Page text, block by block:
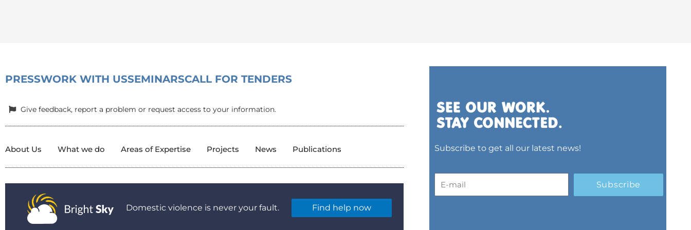
PRESSWORK WITH USSEMINARSCALL FOR TENDERS
Give feedback, report a problem or request access to your information.
About Us What we do Areas of Expertise Projects News Publications
Domestic violence is never your fault. Find help now
Subscribe to get all our latest news!
Subscribe